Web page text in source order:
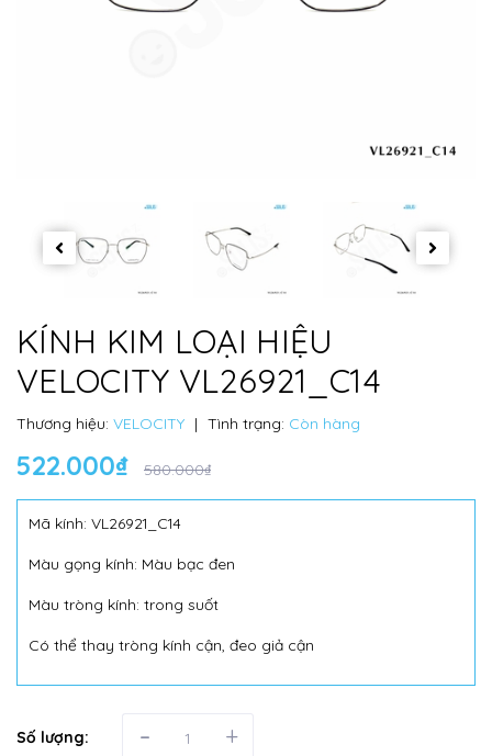
KÍNH KIM LOẠI HIỆU
VELOCITY VL26921_C14
Thương hiệu: VELOCITY | Tình trạng: Còn hàng
522.000₫ 580.000₫
Mã kính: VL26921_C14
Màu gọng kính: Màu bạc đen
Màu tròng kính: trong suốt
Có thể thay tròng kính cận, đeo giả cận
Số lượng: - +